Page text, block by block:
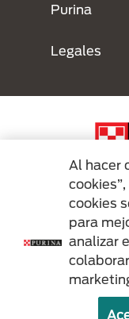
Purina
Legales
Menu Footer
All Nestlé Purina
Vevey,
Al hacer
cookies
para
analizar